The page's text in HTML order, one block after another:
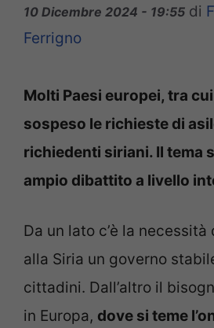
10 Dicembre 2024 - 19:55 di
Ferrigno
Molti Paesi europei, tra
sospeso le richieste di
richiedenti siriani. Il tema
ampio dibattito a livello
Da un lato c’è la
alla Siria un governo
cittadini. Dall’altro il
in Europa, dove si teme